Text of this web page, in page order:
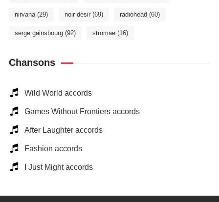
nirvana(29) noir désir(69) radiohead (60)
serge gainsbourg(92) stromae(16)
Chansons
Wild World accords
Games Without Frontiers accords
After Laughter accords
Fashion accords
I Just Might accords